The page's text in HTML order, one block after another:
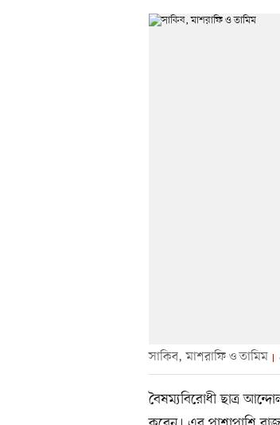
সাকিব, মাশরাফি ও তামিম
বৈষম্যবিরোধী ছাত্র